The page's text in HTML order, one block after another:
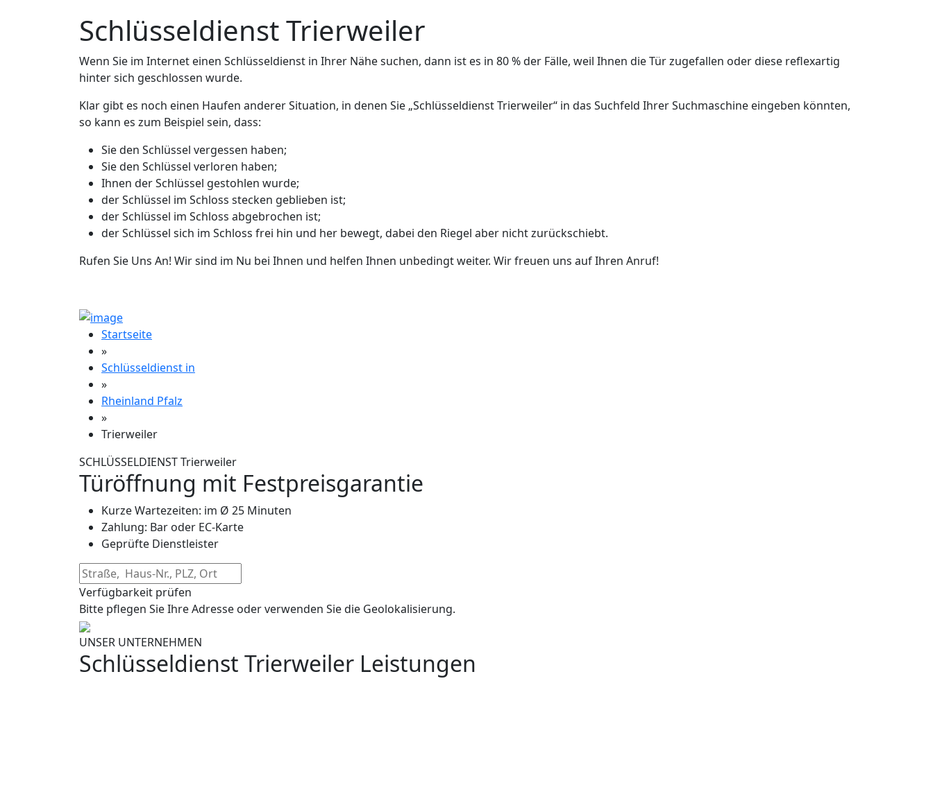
Schlüsseldienst Trierweiler
Wenn Sie im Internet einen Schlüsseldienst in Ihrer Nähe suchen, dann ist es in 80 % der Fälle, weil Ihnen die Tür zugefallen oder diese reflexartig
hinter sich geschlossen wurde.
Klar gibt es noch einen Haufen anderer Situation, in denen Sie „Schlüsseldienst Trierweiler“ in das Suchfeld Ihrer Suchmaschine eingeben könnten,
so kann es zum Beispiel sein, dass:
Sie den Schlüssel vergessen haben;
Sie den Schlüssel verloren haben;
Ihnen der Schlüssel gestohlen wurde;
der Schlüssel im Schloss stecken geblieben ist;
der Schlüssel im Schloss abgebrochen ist;
der Schlüssel sich im Schloss frei hin und her bewegt, dabei den Riegel aber nicht zurückschiebt.
Rufen Sie Uns An! Wir sind im Nu bei Ihnen und helfen Ihnen unbedingt weiter. Wir freuen uns auf Ihren Anruf!
Startseite
»
Schlüsseldienst in
»
Rheinland Pfalz
»
Trierweiler
SCHLÜSSELDIENST Trierweiler
Türöffnung mit Festpreisgarantie
Kurze Wartezeiten: im Ø 25 Minuten
Zahlung: Bar oder EC-Karte
Geprüfte Dienstleister
Verfügbarkeit prüfen
Bitte pflegen Sie Ihre Adresse oder verwenden Sie die Geolokalisierung.
UNSER UNTERNEHMEN
Schlüsseldienst Trierweiler Leistungen